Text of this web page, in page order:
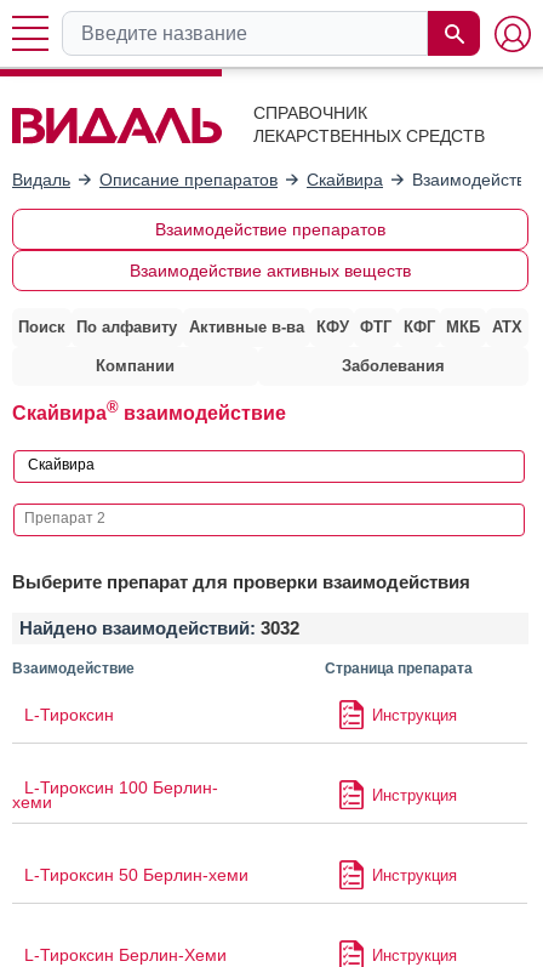
СПРАВОЧНИК
ЛЕКАРСТВЕННЫХ СРЕДСТВ
Видаль Описание препаратов Скайвира
Взаимодействие препаратов
Взаимодействие активных веществ
Поиск По алфавиту Активные в-ва КФУ ФТГ КФГ МКБ АТХ
Компании Заболевания
Скайвира® взаимодействие
Выберите препарат для проверки взаимодействия
Найдено взаимодействий: 3032
Взаимодействие Страница препарата
L-Тироксин Инструкция
L-Тироксин 100 Берлин-
хеми Инструкция
L-Тироксин 50 Берлин-хеми Инструкция
L-Тироксин Берлин-Хеми Инструкция